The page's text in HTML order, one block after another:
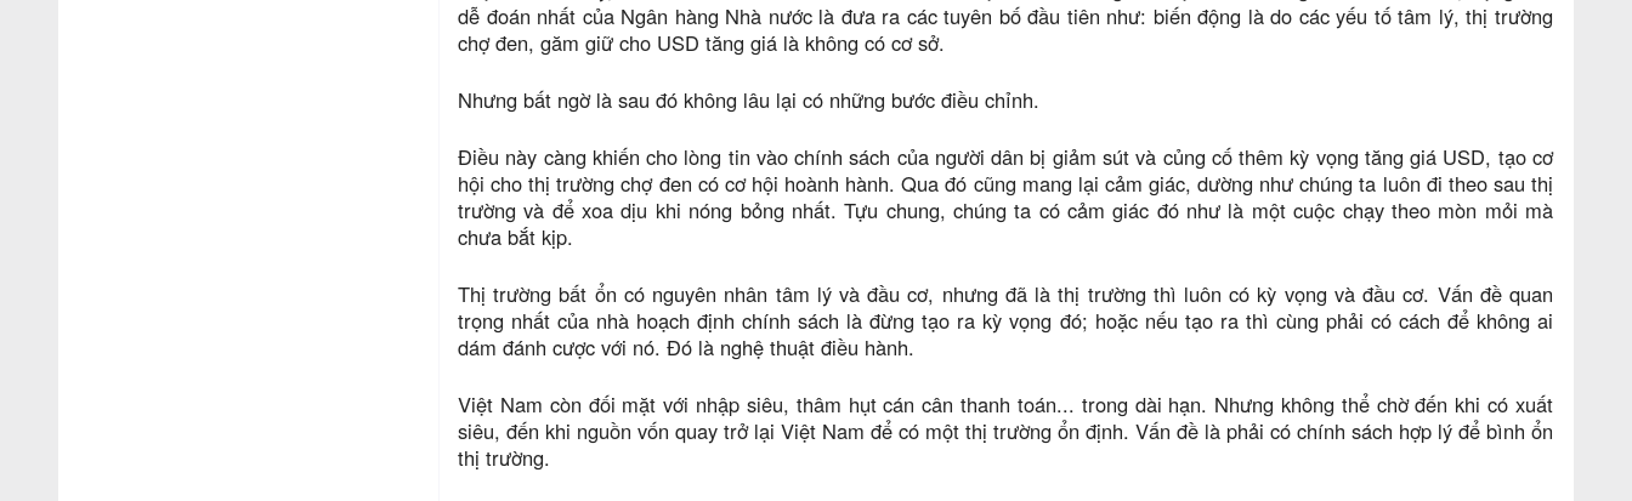
dễ đoán nhất của Ngân hàng Nhà nước là đưa ra các tuyên bố đầu tiên như: biến động là do các yếu tố tâm lý, thị trường
chợ đen, găm giữ cho USD tăng giá là không có cơ sở.
Nhưng bất ngờ là sau đó không lâu lại có những bước điều chỉnh.
Điều này càng khiến cho lòng tin vào chính sách của người dân bị giảm sút và củng cố thêm kỳ vọng tăng giá USD, tạo cơ
hội cho thị trường chợ đen có cơ hội hoành hành. Qua đó cũng mang lại cảm giác, dường như chúng ta luôn đi theo sau thị
trường và để xoa dịu khi nóng bỏng nhất. Tựu chung, chúng ta có cảm giác đó như là một cuộc chạy theo mòn mỏi mà
chưa bắt kịp.
Thị trường bất ổn có nguyên nhân tâm lý và đầu cơ, nhưng đã là thị trường thì luôn có kỳ vọng và đầu cơ. Vấn đề quan
trọng nhất của nhà hoạch định chính sách là đừng tạo ra kỳ vọng đó; hoặc nếu tạo ra thì cùng phải có cách để không ai
dám đánh cược với nó. Đó là nghệ thuật điều hành.
Việt Nam còn đối mặt với nhập siêu, thâm hụt cán cân thanh toán... trong dài hạn. Nhưng không thể chờ đến khi có xuất
siêu, đến khi nguồn vốn quay trở lại Việt Nam để có một thị trường ổn định. Vấn đề là phải có chính sách hợp lý để bình ổn
thị trường.